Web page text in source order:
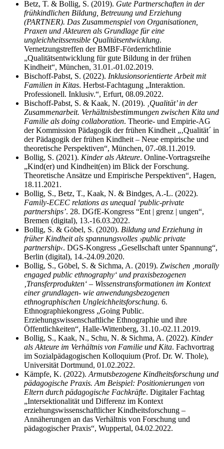
Betz, T. & Bollig, S. (2019). Gute Partnerschaften in der
frühkindlichen Bildung, Betreuung und Erziehung
(PARTNER). Das Zusammenspiel von Organisationen,
Praxen und Akteuren als Grundlage für eine
ungleichheitssensible Qualitätsentwicklung.
Vernetzungstreffen der BMBF-Förderrichtlinie
„Qualitätsentwicklung für gute Bildung in der frühen
Kindheit“, München, 31.01.-01.02.2019.
Bischoff-Pabst, S. (2022). Inklusionsorientierte Arbeit mit
Familien in Kitas. Herbst-Fachtagung „Interaktion.
Professionell. Inklusiv.“, Erfurt, 08.09.2022.
Bischoff-Pabst, S. & Kaak, N. (2019).
‚Qualität’ in der
Zusammenarbeit. Verhältnisbestimmungen zwischen Kita und
Familie als doing collaboration. Theorie- und Empirie-AG
der Kommission Pädagogik der frühen Kindheit „‚Qualität´ in
der Pädagogik der frühen Kindheit – Neue empirische und
theoretische Perspektiven“, München, 07.-08.11.2019.
Bollig, S. (2021). Kinder als Akteure. Online-Vortragsreihe
„Kind(er) und Kindheit(en) im Blick der Forschung.
Theoretische Ansätze und Empirische Perspektiven“, Hagen,
18.11.2021.
Bollig, S., Betz, T., Kaak, N. & Bindges, A.-L. (2022).
Family-ECEC relations as unequal ‘public-private
partnerships’. 28. DGfE-Kongress “Ent | grenz | ungen“,
Bremen (digital), 13.-16.03.2022.
Bollig, S. & Göbel, S. (2020). Bildung und Erziehung in
früher Kindheit als spannungsvolles ›public private
partnership‹. DGS-Kongress „Gesellschaft unter Spannung“,
Berlin (digital), 14.-24.09.2020.
Bollig, S., Göbel, S. & Sichma, A. (2019). Zwischen ‚morally
engaged public ethnography‘ und praxisbezogenen
‚Transferprodukten‘ – Wissenstransformationen im Kontext
einer grundlagen- wie anwendungsbezogenen
ethnographischen Ungleichheitsforschung. 6.
Ethnographiekongress „Going Public.
Erziehungswissenschaftliche Ethnographie und ihre
Öffentlichkeiten“, Halle-Wittenberg, 31.10.-02.11.2019.
Bollig, S., Kaak, N., Schu, N. & Sichma, A. (2022). Kinder
als Akteure im Verhältnis von Familie und Kita. Fachvortrag
im Sozialpädagogischen Kolloquium (Prof. Dr. W. Thole),
Universität Dortmund, 01.02.2022.
Kämpfe, K. (2022). Armutsbezogene Kindheitsforschung und
pädagogische Praxis. Am Beispiel: Positionierungen von
Eltern durch pädagogische Fachkräfte. Digitaler Fachtag
„Intersektionalität und Differenz im Kontext
erziehungswissenschaftlicher Kindheitsforschung –
Annäherungen an das Verhältnis von Forschung und
pädagogischer Praxis“, Wuppertal, 04.02.2022.